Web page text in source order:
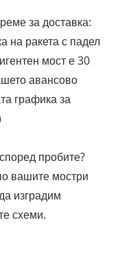
за доставка:
на ракета с падел
мост е 30
авансово
графика за
пробите?
вашите мостри
изградим
схеми.